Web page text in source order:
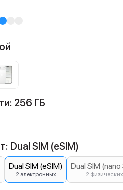
256 ГБ
Dual SIM (eSIM)
Dual SIM (eSIM)
2 электронных
Dual SIM
2 физических